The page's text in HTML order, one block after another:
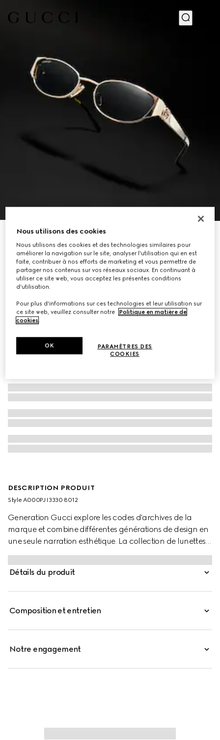
Lunettes de soleil ovales
CHF 450
Déclinaisons doré
DESCRIPTION PRODUIT
Style ‎A000PJ I3330 8012
Generation Gucci explore les codes d'archives de la
marque et combine différentes générations de design en
une seule narration esthétique. La collection de lunettes
réinterprète des formes à la mode à travers un savoir-faire
complexe sur ce style.
Détails du produit
Composition et entretien
Notre engagement
Nous utilisons des cookies
Nous utilisons des cookies et des technologies similaires pour
améliorer la navigation sur le site, analyser l'utilisation qui en est
faite, contribuer à nos efforts de marketing et vous permettre de
partager nos contenus sur vos réseaux sociaux. En continuant à
utiliser ce site web, vous acceptez les présentes conditions
d'utilisation.
Pour plus d'informations sur ces technologies et leur utilisation sur
ce site web, veuillez consulter notre
Politique en matière de
cookies.
PARAMÈTRES DES
COOKIES
OK